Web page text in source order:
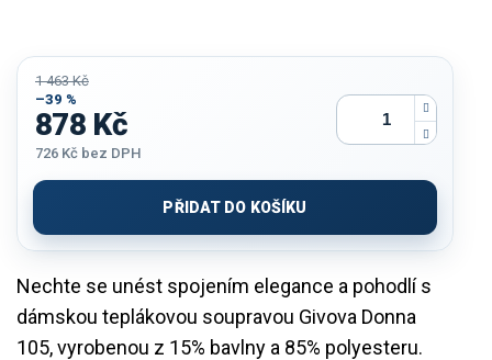
Nechte se unést spojením elegance a pohodlí s
dámskou teplákovou soupravou Givova Donna
105, vyrobenou z 15% bavlny a 85% polyesteru.
1 463 Kč
–39 %
878 Kč
726 Kč bez DPH
cena:
PŘIDAT DO KOŠÍKU